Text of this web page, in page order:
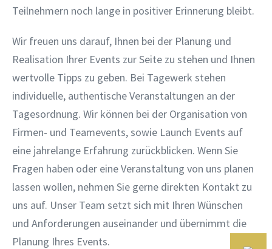
Teilnehmern noch lange in positiver Erinnerung bleibt.
Wir freuen uns darauf, Ihnen bei der Planung und
Realisation Ihrer Events zur Seite zu stehen und Ihnen
wertvolle Tipps zu geben. Bei Tagewerk stehen
individuelle, authentische Veranstaltungen an der
Tagesordnung. Wir können bei der Organisation von
Firmen- und Teamevents, sowie Launch Events auf
eine jahrelange Erfahrung zurückblicken. Wenn Sie
Fragen haben oder eine Veranstaltung von uns planen
lassen wollen, nehmen Sie gerne direkten Kontakt zu
uns auf. Unser Team setzt sich mit Ihren Wünschen
und Anforderungen auseinander und übernimmt die
Planung Ihres Events.